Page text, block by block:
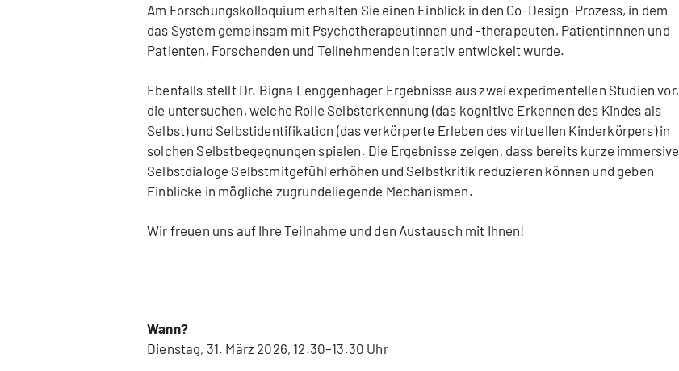
Am Forschungskolloquium erhalten Sie einen Einblick in den Co-Design-Prozess, in dem
das System gemeinsam mit Psychotherapeutinnen und -therapeuten, Patientinnnen und
Patienten, Forschenden und Teilnehmenden iterativ entwickelt wurde.
Ebenfalls stellt Dr. Bigna Lenggenhager Ergebnisse aus zwei experimentellen Studien vor,
die untersuchen, welche Rolle Selbsterkennung (das kognitive Erkennen des Kindes als
Selbst) und Selbstidentifikation (das verkörperte Erleben des virtuellen Kinderkörpers) in
solchen Selbstbegegnungen spielen. Die Ergebnisse zeigen, dass bereits kurze immersive
Selbstdialoge Selbstmitgefühl erhöhen und Selbstkritik reduzieren können und geben
Einblicke in mögliche zugrundeliegende Mechanismen.
Wir freuen uns auf Ihre Teilnahme und den Austausch mit Ihnen!
Wann?
Dienstag, 31. März 2026, 12.30–13.30 Uhr